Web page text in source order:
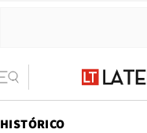
HISTÓRICO